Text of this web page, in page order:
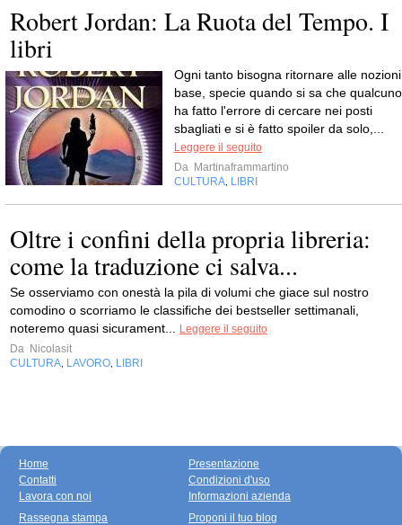
Robert Jordan: La Ruota del Tempo. I
libri
Ogni tanto bisogna ritornare alle nozioni
base, specie quando si sa che qualcuno
ha fatto l'errore di cercare nei posti
sbagliati e si è fatto spoiler da solo,...
Leggere il seguito
Da Martinaframmartino
CULTURA LIBRI
Oltre i confini della propria libreria:
come la traduzione ci salva...
Se osserviamo con onestà la pila di volumi che giace sul nostro
comodino o scorriamo le classifiche dei bestseller settimanali,
noteremo quasi sicurament...
Leggere il seguito
Da Nicolasit
CULTURA LAVORO LIBRI
Home
Contatti
Lavora con noi
Presentazione
Condizioni d'uso
Informazioni azienda
Rassegna stampa
Proponi il tuo blog